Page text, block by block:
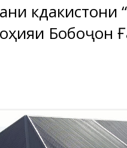
кӯдакистони
Бобоҷон